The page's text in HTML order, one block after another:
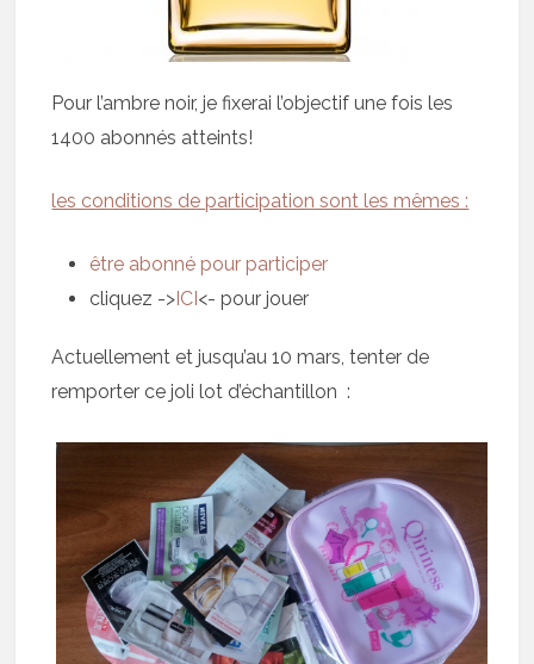
Pour l’ambre noir, je fixerai l’objectif une fois les
1400 abonnés atteints!
les conditions de participation sont les mêmes :
être abonné pour participer
cliquez -> ICI <- pour jouer
Actuellement et jusqu’au 10 mars, tenter de
remporter ce joli lot d’échantillon :